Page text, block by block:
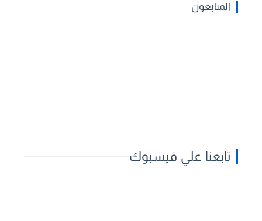
المتابعون
تابعنا علي فيسبوك